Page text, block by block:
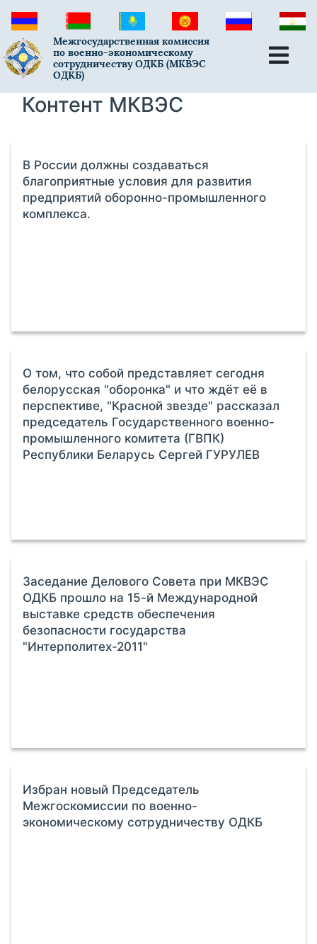
Межгосударственная комиссия
по военно-экономическому
сотрудничеству ОДКБ (МКВЭС
ОДКБ)
Контент МКВЭС
В России должны создаваться
благоприятные условия для развития
предприятий оборонно-промышленного
комплекса.
О том, что собой представляет сегодня
белорусская "оборонка" и что ждёт её в
перспективе, "Красной звезде" рассказал
председатель Государственного военно-
промышленного комитета (ГВПК)
Республики Беларусь Сергей ГУРУЛЕВ
Заседание Делового Совета при МКВЭС
ОДКБ прошло на 15-й Международной
выставке средств обеспечения
безопасности государства
"Интерполитех-2011"
Избран новый Председатель
Межгоскомиссии по военно-
экономическому сотрудничеству ОДКБ